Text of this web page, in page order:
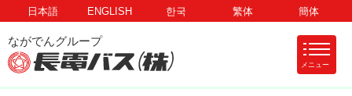
メニュー
日本語 ENGLISH 한국 繁体 簡体